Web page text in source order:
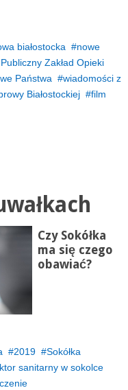
białostocka
nowe
Zakład Opieki
Państwa
wiadomości z
Białostockiej
film
Czy Sokółka
ma się czego
obawiać?
2019
Sokółka
sanitarny w sokolce